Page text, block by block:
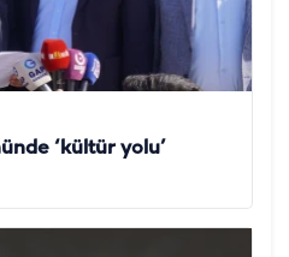
‘kültür yolu’